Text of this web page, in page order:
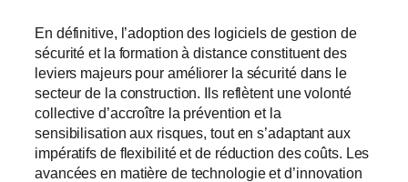
En définitive, l’adoption des logiciels de gestion de
sécurité et la formation à distance constituent des
leviers majeurs pour améliorer la sécurité dans le
secteur de la construction. Ils reflètent une volonté
collective d’accroître la prévention et la
sensibilisation aux risques, tout en s’adaptant aux
impératifs de flexibilité et de réduction des coûts. Les
avancées en matière de technologie et d’innovation